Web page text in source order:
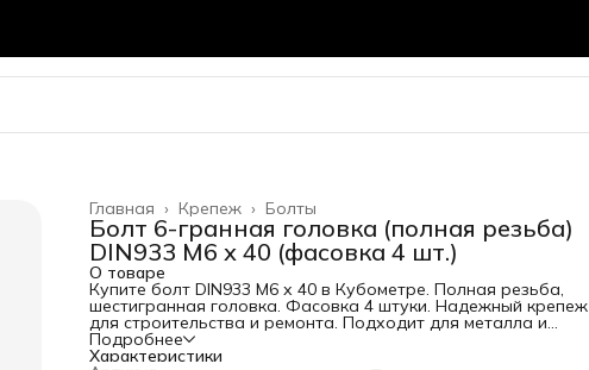
Болты
Крепеж ›
Главная ›
Болт 6-гранная головка (полная резьба)
DIN933 М6 х 40 (фасовка 4 шт.)
О товаре
Купите болт DIN933 М6 х 40 в Кубометре. Полная резьба,
шестигранная головка. Фасовка 4 штуки. Надежный крепеж
для строительства и ремонта. Подходит для металла и
дерева.
Подробнее
Характеристики